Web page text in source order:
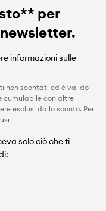
per
informazioni sulle
non scontati ed è valido
cumulabile con altre
esclusi dallo sconto. Per
solo ciò che ti